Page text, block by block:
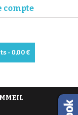
compte
- 0,00 €